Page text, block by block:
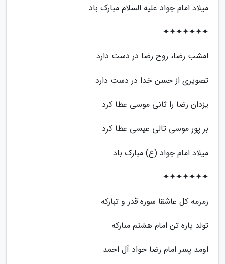
میلاد امام جواد علیه السلام مبارک باد
✦✦✦✦✦✦✦
امشب رضا، روح رضا در دست دارد
تصویری از حسن خدا در دست دارد
یزدان رضا را ثانی موسی عطا کرد
بر پور موسی تالی عیسی عطا کرد
میلاد امام جواد (ع) مبارک باد
✦✦✦✦✦✦✦
زمزمه کل عاشقا سوره قدر و تبارکه
تولد پاره تن امام هشتم مبارکه
اومد پسر امام رضا جواد آل احمد